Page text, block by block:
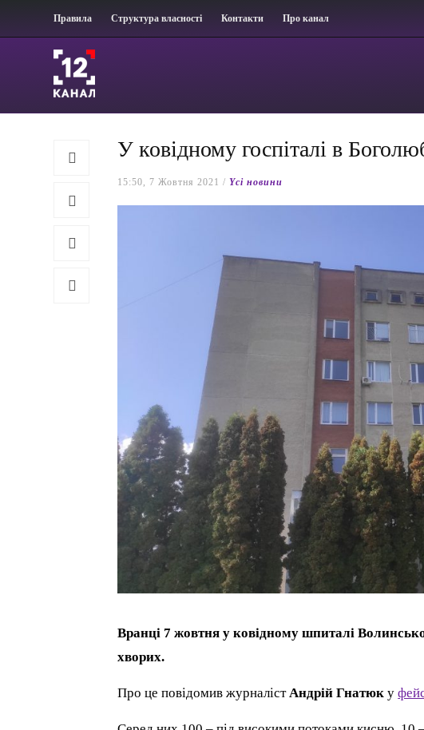
Правила Структура власності Контакти Про канал
У ковідному госпіталі в
15:50, 7 Жовтня 2021 /Yсі новини
Вранці 7 жовтня у ковідному шпиталі
хворих.
Про це повідомив журналістАндрій Гнатюк у